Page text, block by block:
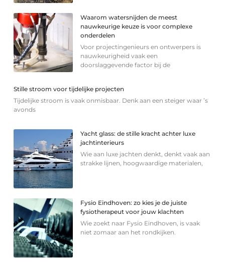
Waarom watersnijden de meest
nauwkeurige keuze is voor complexe
onderdelen
Voor projectingenieurs en ontwerpers is
nauwkeurigheid vaak een
doorslaggevende factor bij de
Stille stroom voor tijdelijke projecten
Tijdelijke stroom is vaak onmisbaar. Denk aan een steiger waar ’s
avonds
Yacht glass: de stille kracht achter luxe
jachtinterieurs
Wie aan luxe jachten denkt, denkt vaak aan
strakke lijnen, hoogwaardige materialen,
Fysio Eindhoven: zo kies je de juiste
fysiotherapeut voor jouw klachten
Wie zoekt naar Fysio Eindhoven, is vaak
niet zomaar aan het rondkijken.